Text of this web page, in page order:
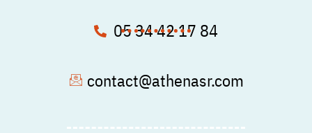
05 34 42 17 84
contact@athenasr.com